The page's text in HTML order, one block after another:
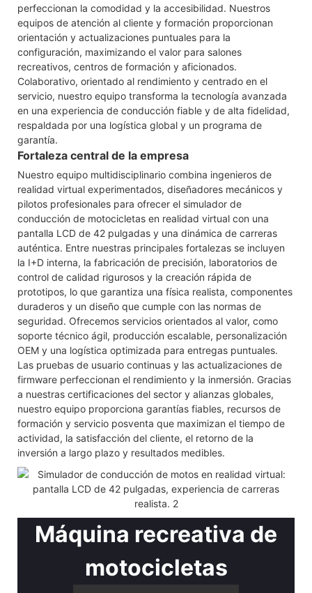
perfeccionan la comodidad y la accesibilidad. Nuestros
equipos de atención al cliente y formación proporcionan
orientación y actualizaciones puntuales para la
configuración, maximizando el valor para salones
recreativos, centros de formación y aficionados.
Colaborativo, orientado al rendimiento y centrado en el
servicio, nuestro equipo transforma la tecnología avanzada
en una experiencia de conducción fiable y de alta fidelidad,
respaldada por una logística global y un programa de
garantía.
Fortaleza central de la empresa
Nuestro equipo multidisciplinario combina ingenieros de
realidad virtual experimentados, diseñadores mecánicos y
pilotos profesionales para ofrecer el simulador de
conducción de motocicletas en realidad virtual con una
pantalla LCD de 42 pulgadas y una dinámica de carreras
auténtica. Entre nuestras principales fortalezas se incluyen
la I+D interna, la fabricación de precisión, laboratorios de
control de calidad rigurosos y la creación rápida de
prototipos, lo que garantiza una física realista, componentes
duraderos y un diseño que cumple con las normas de
seguridad. Ofrecemos servicios orientados al valor, como
soporte técnico ágil, producción escalable, personalización
OEM y una logística optimizada para entregas puntuales.
Las pruebas de usuario continuas y las actualizaciones de
firmware perfeccionan el rendimiento y la inmersión. Gracias
a nuestras certificaciones del sector y alianzas globales,
nuestro equipo proporciona garantías fiables, recursos de
formación y servicio posventa que maximizan el tiempo de
actividad, la satisfacción del cliente, el retorno de la
inversión a largo plazo y resultados medibles.
Máquina recreativa de
motocicletas